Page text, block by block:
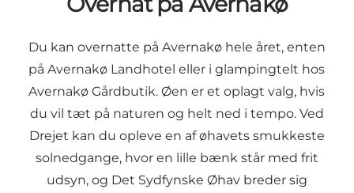
Du kan overnatte på Avernakø hele året, enten
på Avernakø Landhotel eller i glampingtelt hos
Avernakø Gårdbutik. Øen er et oplagt valg, hvis
du vil tæt på naturen og helt ned i tempo. Ved
Drejet kan du opleve en af øhavets smukkeste
solnedgange, hvor en lille bænk står med frit
udsyn, og Det Sydfynske Øhav breder sig